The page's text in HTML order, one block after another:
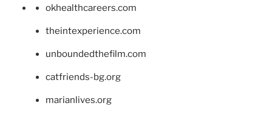
okhealthcareers.com
theintexperience.com
unboundedthefilm.com
catfriends-bg.org
marianlives.org